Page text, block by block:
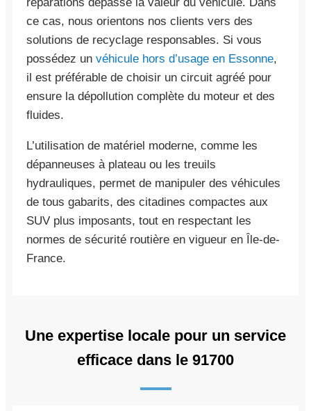
ce cas, nous orientons nos clients vers des
solutions de recyclage responsables. Si vous
possédez un véhicule hors d’usage en Essonne,
il est préférable de choisir un circuit agréé pour
ensure la dépollution complète du moteur et des
fluides.
L’utilisation de matériel moderne, comme les
dépanneuses à plateau ou les treuils
hydrauliques, permet de manipuler des véhicules
de tous gabarits, des citadines compactes aux
SUV plus imposants, tout en respectant les
normes de sécurité routière en vigueur en Île-de-
France.
Une expertise locale pour un service
efficace dans le 91700